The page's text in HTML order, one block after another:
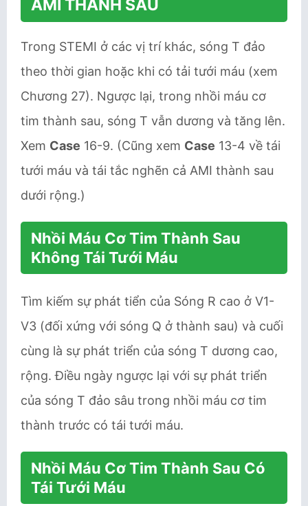
AMI THÀNH SAU
Trong STEMI ở các vị trí khác, sóng T đảo
theo thời gian hoặc khi có tải tưới máu (xem
Chương 27). Ngược lại, trong nhồi máu cơ
tim thành sau, sóng T vẫn dương và tăng lên.
Xem Case 16-9. (Cũng xem Case 13-4 về tái
tưới máu và tái tắc nghẽn cả AMI thành sau
dưới rộng.)
Nhồi Máu Cơ Tim Thành Sau
Không Tái Tưới Máu
Tìm kiếm sự phát tiển của Sóng R cao ở V1-
V3 (đối xứng với sóng Q ở thành sau) và cuối
cùng là sự phát triển của sóng T dương cao,
rộng. Điều ngày ngược lại với sự phát triển
của sóng T đảo sâu trong nhồi máu cơ tim
thành trước có tái tưới máu.
Nhồi Máu Cơ Tim Thành Sau Có
Tái Tưới Máu